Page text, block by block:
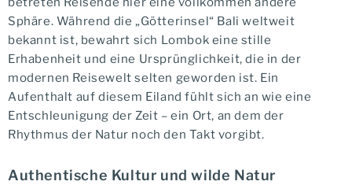
Sphäre. Während die „Götterinsel“ Bali weltweit
bekannt ist, bewahrt sich Lombok eine stille
Erhabenheit und eine Ursprünglichkeit, die in der
modernen Reisewelt selten geworden ist. Ein
Aufenthalt auf diesem Eiland fühlt sich an wie eine
Entschleunigung der Zeit – ein Ort, an dem der
Rhythmus der Natur noch den Takt vorgibt.
Authentische Kultur und wilde Natur